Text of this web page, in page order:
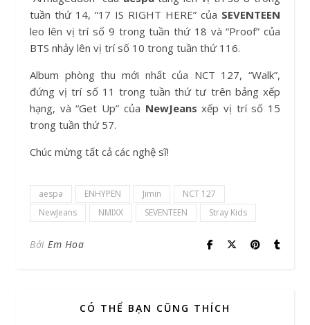
tuần thứ 14, “17 IS RIGHT HERE” của SEVENTEEN
leo lên vị trí số 9 trong tuần thứ 18 và “Proof” của
BTS nhảy lên vị trí số 10 trong tuần thứ 116.
Album phòng thu mới nhất của NCT 127, “Walk”,
đứng vị trí số 11 trong tuần thứ tư trên bảng xếp
hạng, và “Get Up” của NewJeans xếp vị trí số 15
trong tuần thứ 57.
Chúc mừng tất cả các nghệ sĩ!
aespa ENHYPEN Jimin
NCT 127
NewJeans
NMIXX SEVENTEEN Stray Kids
Bởi Em Hoa
CÓ THỂ BẠN CŨNG THÍCH